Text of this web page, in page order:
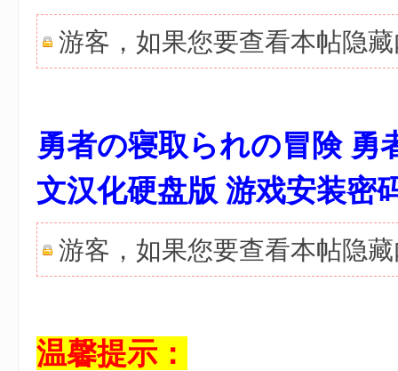
游客，如果您要查看本帖隐
勇者の寝取られの冒険 勇
文汉化硬盘版 游戏安装密
游客，如果您要查看本帖隐
温馨提示：